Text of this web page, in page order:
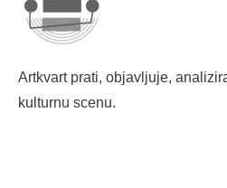
Artkvart prati, objavljuje,
kulturnu scenu.